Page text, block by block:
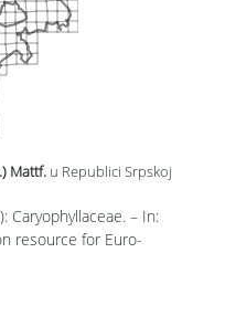
Caryophyllaceae. – In:
resource for Euro-
Mattf. u Republici Srpskoj